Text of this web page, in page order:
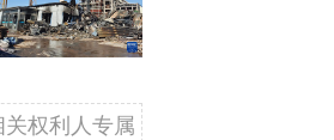
权利人专属